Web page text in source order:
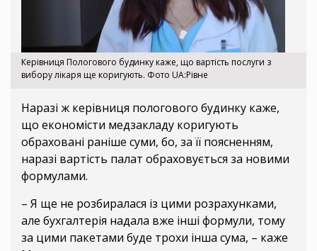
Керівниця Пологового будинку каже, що вартість послуги з
вибору лікаря ще коригують. Фото UA:Рівне
Наразі ж керівниця пологового будинку каже,
що економісти медзакладу коригують
обраховані раніше суми, бо, за її поясненням,
наразі вартість палат обраховується за новими
формулами.
– Я ще не розбиралася із цими розрахунками,
але бухгалтерія надала вже інші формули, тому
за цими пакетами буде трохи інша сума, – каже